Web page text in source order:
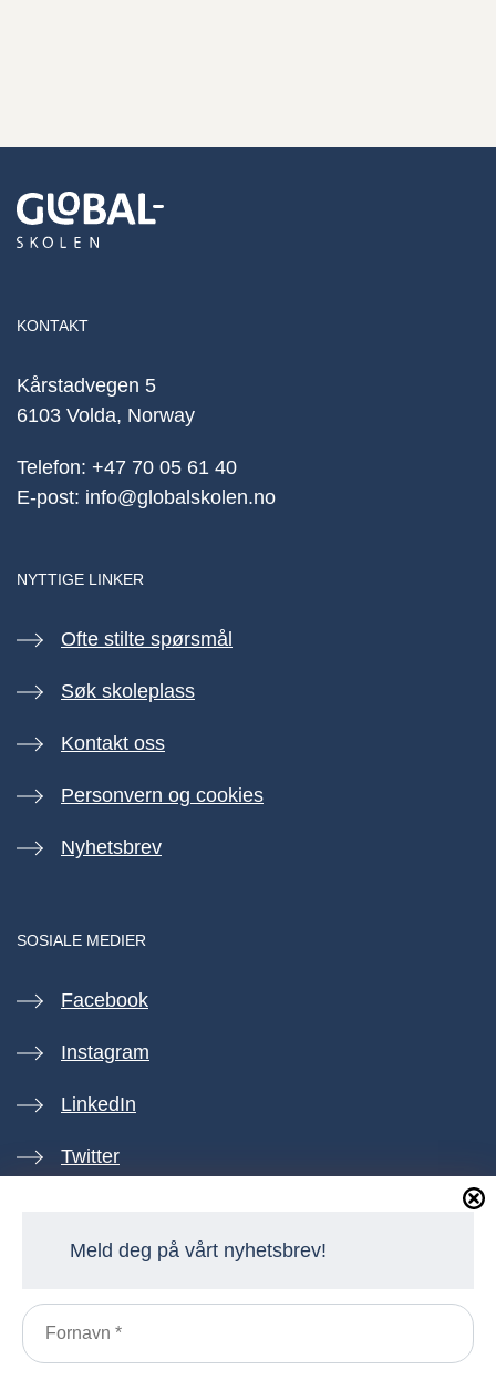
Ansatte
Meld deg på vårt nyhetsbrev!
KONTAKT
Kårstadvegen 5
6103 Volda, Norway
Telefon: +47 70 05 61 40
E-post: info@globalskolen.no
NYTTIGE LINKER
Ofte stilte spørsmål
Søk skoleplass
Kontakt oss
Personvern og cookies
Nyhetsbrev
SOSIALE MEDIER
Facebook
Instagram
LinkedIn
Twitter